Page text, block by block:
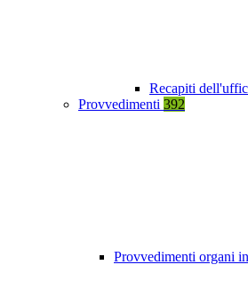
Recapiti
Provvedimenti 392
Provvedimenti organi